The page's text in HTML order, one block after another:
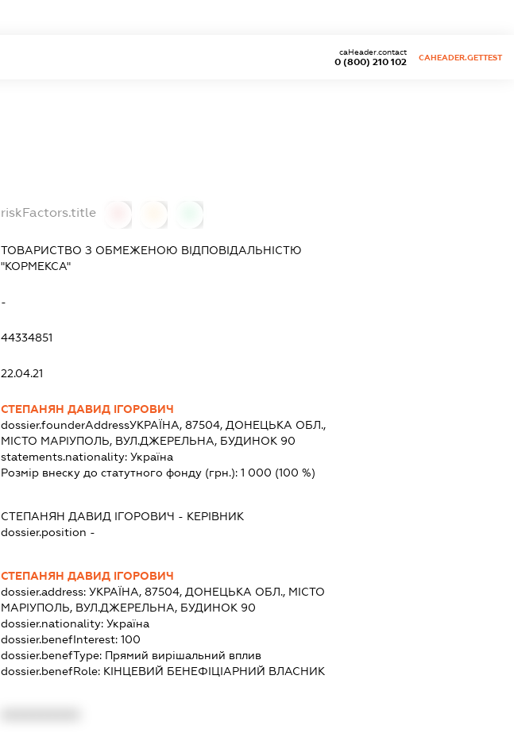
0 (800) 210 102
caHeader.contact
CAHEADER.GETTEST
riskFactors.title
ТОВАРИСТВО З ОБМЕЖЕНОЮ ВІДПОВІДАЛЬНІСТЮ
"КОРМЕКСА"
-
44334851
22.04.21
СТЕПАНЯН ДАВИД ІГОРОВИЧ
dossier.founderAddressУКРАЇНА, 87504, ДОНЕЦЬКА ОБЛ.,
МІСТО МАРІУПОЛЬ, ВУЛ.ДЖЕРЕЛЬНА, БУДИНОК 90
statements.nationality: Україна
Розмір внеску до статутного фонду (грн.): 1 000 (100 %)
СТЕПАНЯН ДАВИД ІГОРОВИЧ - КЕРІВНИК
dossier.position -
СТЕПАНЯН ДАВИД ІГОРОВИЧ
dossier.address: УКРАЇНА, 87504, ДОНЕЦЬКА ОБЛ., МІСТО
МАРІУПОЛЬ, ВУЛ.ДЖЕРЕЛЬНА, БУДИНОК 90
dossier.nationality: Україна
dossier.benefInterest: 100
dossier.benefType: Прямий вирішальний вплив
dossier.benefRole: КІНЦЕВИЙ БЕНЕФІЦІАРНИЙ ВЛАСНИК